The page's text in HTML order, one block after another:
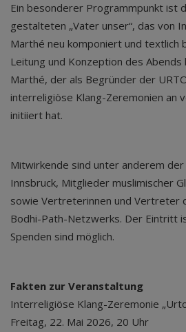
Ein besonderer Programmpunkt ist
gestalteten „Vater unser“, das von
Marthé neu komponiert und textlich
Leitung und Konzeption des Abends
Marthé, der als Begründer der
interreligiöse Klang-Zeremonien an
initiiert hat.
Mitwirkende sind unter anderem
Innsbruck, Mitglieder muslimischer
sowie Vertreterinnen und Vertreter
Bodhi-Path-Netzwerks. Der Eintritt
Spenden sind möglich.
Fakten zur Veranstaltung
Interreligiöse Klang-Zeremonie
Freitag, 22. Mai 2026, 20 Uhr